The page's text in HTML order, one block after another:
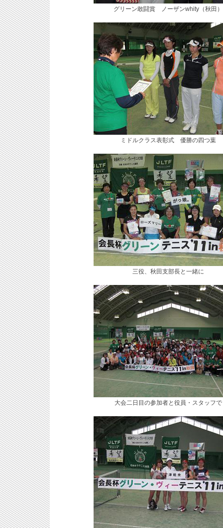
グリーン敢闘賞 ノーザンwhity（秋田）
ミドルクラス表彰式 優勝の四つ葉
三役、秋田支部長と一緒に
大会二日目の参加者と役員・スタッフで